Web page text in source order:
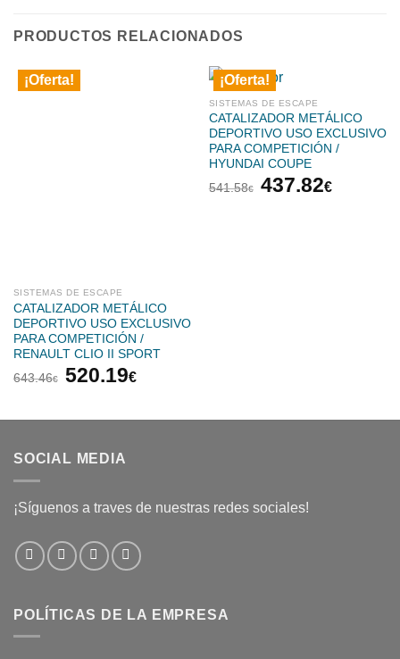
PRODUCTOS RELACIONADOS
¡Oferta!
SISTEMAS DE ESCAPE
CATALIZADOR METÁLICO
DEPORTIVO USO EXCLUSIVO
PARA COMPETICIÓN /
RENAULT CLIO II SPORT
643.46€
El
original
643.46€.
520.19€El
actual
¡Oferta!
SISTEMAS DE ESCAPE
CATALIZADOR METÁLICO
DEPORTIVO USO EXCLUSIVO
PARA COMPETICIÓN /
HYUNDAI COUPE
541.58€
El
437.82€El
SOCIAL MEDIA
¡Síguenos a traves de nuestras redes sociales!
POLÍTICAS DE LA EMPRESA